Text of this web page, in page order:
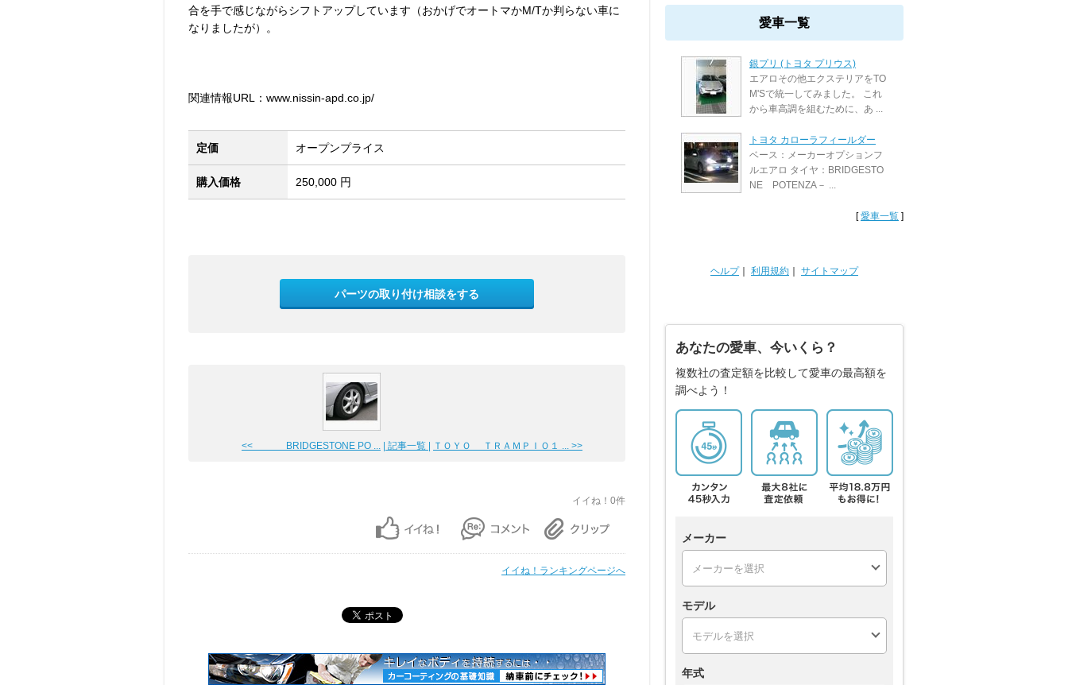
合を手で感じながらシフトアップしています（おかげでオートマかM/Tか判らない車に
なりましたが）。
関連情報URL：www.nissin-apd.co.jp/
定価 オープンプライス
購入価格 250,000 円
パーツの取り付け相談をする
<< BRIDGESTONE PO ... | 記事一覧 | ＴＯＹＯ ＴＲＡＭＰＩＯ１ ... >>
イイね！0件
イイね！ランキングページへ
愛車一覧
銀プリ (トヨタ プリウス)
エアロその他エクステリアをTO
M'Sで統一してみました。 これ
から車高調を組むために、あ ...
トヨタ カローラフィールダー
ベース：メーカーオプションフ
ルエアロ タイヤ：BRIDGESTO
NE POTENZA－ ...
[愛車一覧 ]
ヘルプ｜ 利用規約 サイトマップ
あなたの愛車、今いくら？
複数社の査定額を比較して愛車の最高額を
調べよう！
メーカー
モデル
年式